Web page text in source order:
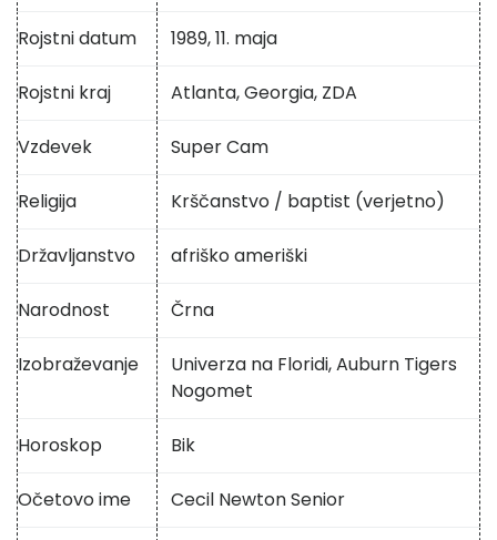
Rojstni datum 1989, 11. maja
Rojstni kraj Atlanta, Georgia, ZDA
Vzdevek Super Cam
Religija Krščanstvo / baptist (verjetno)
Državljanstvo afriško ameriški
Narodnost Črna
Izobraževanje
Univerza na Floridi, Auburn Tigers
Nogomet
Horoskop Bik
Očetovo ime Cecil Newton Senior